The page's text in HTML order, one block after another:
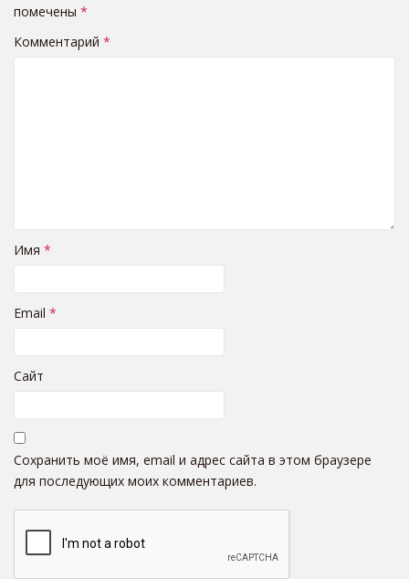
помечены *
Комментарий *
Имя *
Email *
Сайт
Сохранить моё имя, email и адрес сайта в этом браузере
для последующих моих комментариев.